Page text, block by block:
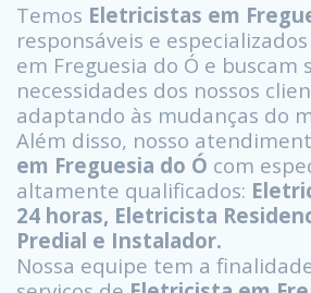
Temos Eletricistas em
responsáveis e
em Freguesia do Ó e buscam
necessidades dos nossos
adaptando às mudanças do
Além disso, nosso
em Freguesia do Ó com
altamente qualificados:
24 horas, Eletricista
Predial e Instalador.
Nossa equipe tem a